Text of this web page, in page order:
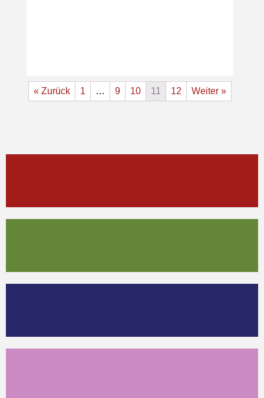
« Zurück 1 … 9 10 11 12 Weiter »